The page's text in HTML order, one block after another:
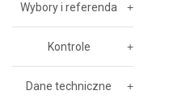
Wybory i referenda
Kontrole
Dane techniczne